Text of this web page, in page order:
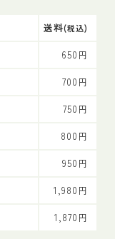
送料(税込)
650円
700円
750円
800円
950円
1,980円
1,870円